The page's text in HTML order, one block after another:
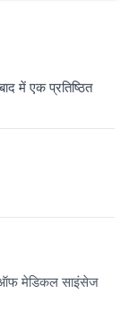
में एक प्रतिष्ठित
ऑफ मेडिकल साइंसेज